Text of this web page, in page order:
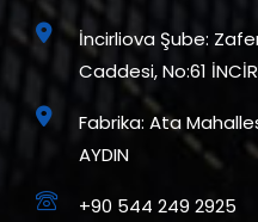
İncirliova Şube: Zafer
Caddesi, No:61
Fabrika: Ata
AYDIN
+90 544 249 2925